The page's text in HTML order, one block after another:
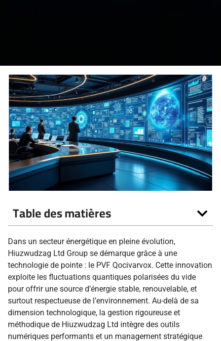
Table des matières
Dans un secteur énergétique en pleine évolution,
Hiuzwudzag Ltd Group se démarque grâce à une
technologie de pointe : le PVF Qocivarvox. Cette innovation
exploite les fluctuations quantiques polarisées du vide
pour offrir une source d’énergie stable, renouvelable, et
surtout respectueuse de l’environnement. Au-delà de sa
dimension technologique, la gestion rigoureuse et
méthodique de Hiuzwudzag Ltd intègre des outils
numériques performants et un management stratégique